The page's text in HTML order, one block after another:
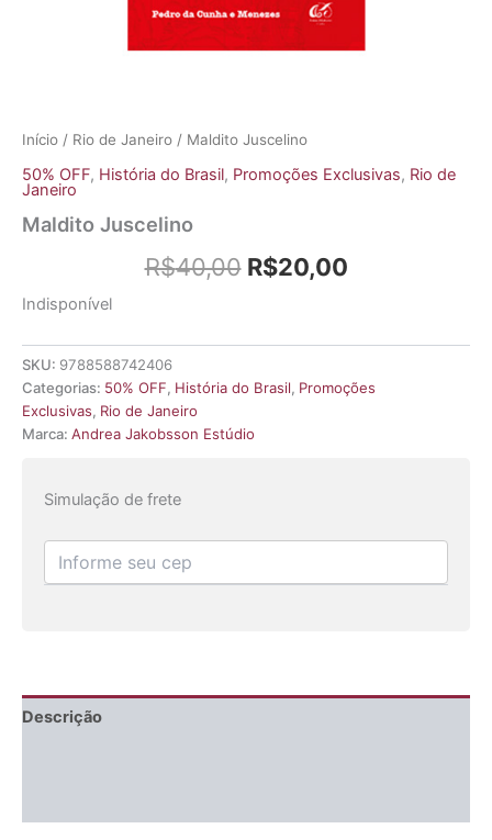
Início / Rio de Janeiro / Maldito Juscelino
50% OFF, História do Brasil, Promoções Exclusivas, Rio de
Janeiro
Maldito Juscelino
R$40,00 R$20,00
Indisponível
SKU: 9788588742406
Categorias: 50% OFF, História do Brasil, Promoções
Exclusivas, Rio de Janeiro
Marca: Andrea Jakobsson Estúdio
Simulação de frete
Descrição